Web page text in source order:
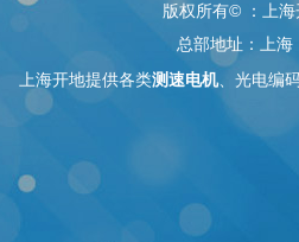
版权所有© ：上
总部地址：上
上海开地提供各类测速电机、 光电编